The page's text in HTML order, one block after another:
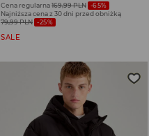
Cena regularna169,99 PLN -65%
Najniższa cena z 30 dni przed obniżką
79,99 PLN -25%
SALE